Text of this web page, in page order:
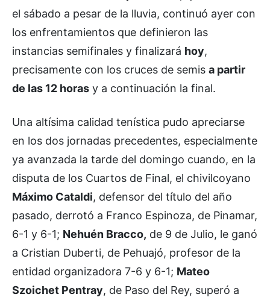
el sábado a pesar de la lluvia, continuó ayer con
los enfrentamientos que definieron las
instancias semifinales y finalizará hoy,
precisamente con los cruces de semis a partir
de las 12 horas y a continuación la final.
Una altísima calidad tenística pudo apreciarse
en los dos jornadas precedentes, especialmente
ya avanzada la tarde del domingo cuando, en la
disputa de los Cuartos de Final, el chivilcoyano
Máximo Cataldi, defensor del título del año
pasado, derrotó a Franco Espinoza, de Pinamar,
6-1 y 6-1; Nehuén Bracco, de 9 de Julio, le ganó
a Cristian Duberti, de Pehuajó, profesor de la
entidad organizadora 7-6 y 6-1; Mateo
Szoichet Pentray, de Paso del Rey, superó a